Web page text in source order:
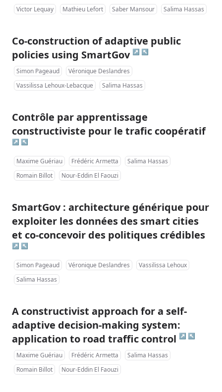
Victor Lequay Mathieu Lefort Saber Mansour Salima Hassas
Co-construction of adaptive public
policies using SmartGov ↗ ↖
Simon Pageaud
Véronique Deslandres
Vassilissa Lehoux-Lebacque
Salima Hassas
Contrôle par apprentissage
constructiviste pour le trafic coopératif
↗ ↖
Maxime Guériau Frédéric Armetta
Salima Hassas
Romain Billot
Nour-Eddin El Faouzi
SmartGov : architecture générique pour
exploiter les données des smart cities
et co-concevoir des politiques crédibles
↗ ↖
Simon Pageaud Véronique Deslandres
Vassilissa Lehoux
Salima Hassas
A constructivist approach for a self-
adaptive decision-making system:
application to road traffic control ↗ ↖
Maxime Guériau Frédéric Armetta
Salima Hassas
Romain Billot
Nour-Eddin El Faouzi